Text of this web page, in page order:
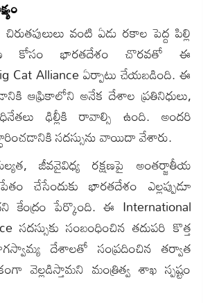
వంటి ఏడు రకాల పెద్ద పిల్లి
కోసం భారతదేశం చొరవతో ఈ
Cat Alliance ఏర్పాటు చేయబడింది. ఈ
ఆఫ్రికాలోని అనేక దేశాల ప్రతినిధులు,
ఢిల్లీకి రావాల్సి ఉంది. అందరి
సదస్సును వాయిదా వేశారు.
జీవవైవిధ్య రక్షణపై అంతర్జాతీయ
చేసేందుకు భారతదేశం ఎల్లప్పుడూ
కేంద్రం పేర్కొంది. ఈ International
సదస్సుకు సంబంధించిన తదుపరి కొత్త
దేశాలతో సంప్రదించిన తర్వాత
వెల్లడిస్తామని మంత్రిత్వ శాఖ స్పష్టం